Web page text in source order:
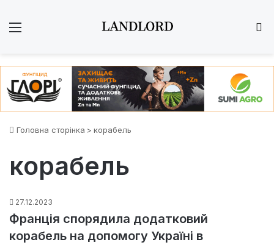
Головна сторінка > корабель
корабель
27.12.2023
Франція спорядила додатковий
корабель на допомогу Україні в